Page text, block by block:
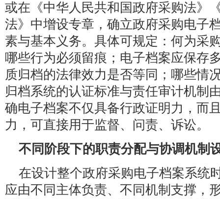
或在《中华人民共和国政府采购法》
法》中增设专章，确立政府采购电子
素与基本义务。具体可规定：何为采
哪些行为必须留痕；电子档案应保存
质归档的法律效力是否等同；哪些情
归档系统的认证标准与责任审计机制
确电子档案不仅具备行政证明力，而
力，可直接用于监督、问责、诉讼。
不同阶段下的职责分配与协调机制
在设计整个政府采购电子档案系统
应由不同主体负责、不同机制支撑，